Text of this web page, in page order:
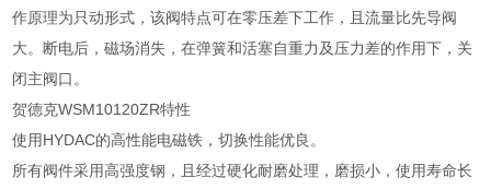
作原理为只动形式，该阀特点可在零压差下工作，且流量比先导阀
大。断电后，磁场消失，在弹簧和活塞自重力及压力差的作用下，关
闭主阀口。
贺德克WSM10120ZR特性
使用HYDAC的高性能电磁铁，切换性能优良。
所有阀件采用高强度钢，且经过硬化耐磨处理，磨损小，使用寿命长